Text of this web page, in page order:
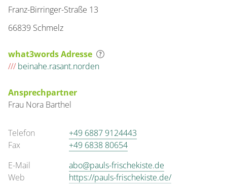
Franz-Birringer-Straße 13
66839 Schmelz
what3words Adresse
/// beinahe.rasant.norden
Ansprechpartner
Frau Nora Barthel
Telefon
+49 6887 9124443
Fax
+49 6838 80654
E-Mail
abo@pauls-frischekiste.de
Web
https://pauls-frischekiste.de/